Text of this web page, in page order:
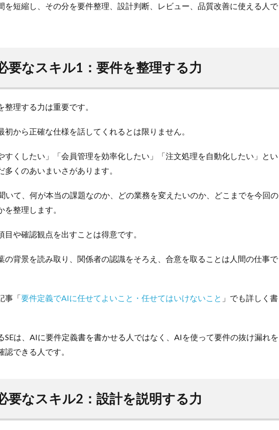
を短縮し、その分を要件整理、設計判断、レビュー、品質改善に使える人で
要なスキル1：要件を整理する力
理する力は重要です。
初から正確な仕様を話してくれるとは限りません。
すくしたい」「会員管理を効率化したい」「注文処理を自動化したい」とい
多くのあいまいさがあります。
いて、何が本当の課題なのか、どの業務を変えたいのか、どこまでを今回の
整理します。
目や確認観点を出すことは得意です。
の背景を読み取り、関係者の認識をそろえ、合意を取ることは人間の仕事で
事「要件定義でAIに任せてよいこと・任せてはいけないこと 」でも詳しく書
SEは、AIに要件定義書を書かせる人ではなく、AIを使って要件の抜け漏れを
認できる人です。
要なスキル2：設計を説明する力